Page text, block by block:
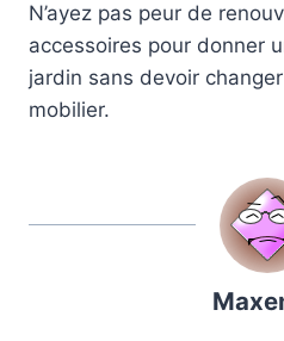
N’ayez pas peur de
accessoires pour donner
jardin sans devoir
mobilier.